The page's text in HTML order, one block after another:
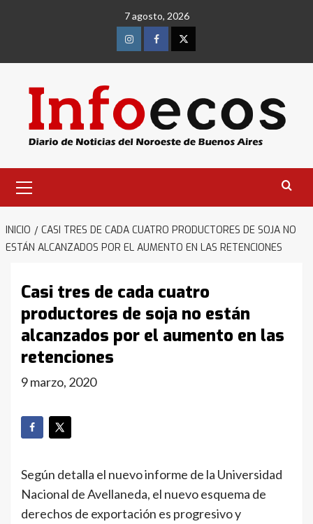
7 agosto, 2026
InstagramFacebookTwitter
primario
INICIO
CASI TRES DE CADA CUATRO PRODUCTORES DE SOJA NO
ESTÁN ALCANZADOS POR EL AUMENTO EN LAS RETENCIONES
Casi tres de cada cuatro
productores de soja no están
alcanzados por el aumento en las
retenciones
9 marzo, 2020
Según detalla el nuevo informe de la Universidad
Nacional de Avellaneda, el nuevo esquema de
derechos de exportación es progresivo y